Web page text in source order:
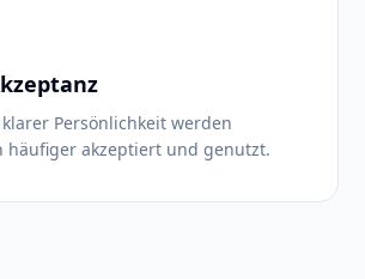
Persönlichkeit werden
häufiger akzeptiert und genutzt.